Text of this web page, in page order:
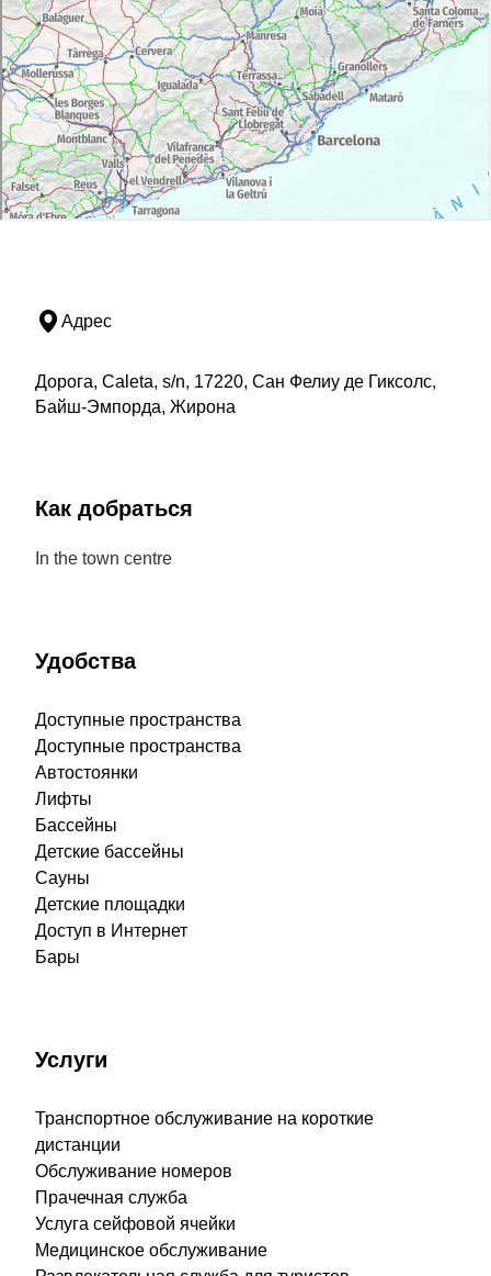
Адрес
Дорога, Caleta, s/n, 17220, Сан Фелиу де Гиксолс,
Байш-Эмпорда, Жирона
Как добраться
In the town centre
Удобства
Доступные пространства
Доступные пространства
Автостоянки
Лифты
Бассейны
Детские бассейны
Сауны
Детские площадки
Доступ в Интернет
Бары
Услуги
Транспортное обслуживание на короткие
дистанции
Обслуживание номеров
Прачечная служба
Услуга сейфовой ячейки
Медицинское обслуживание